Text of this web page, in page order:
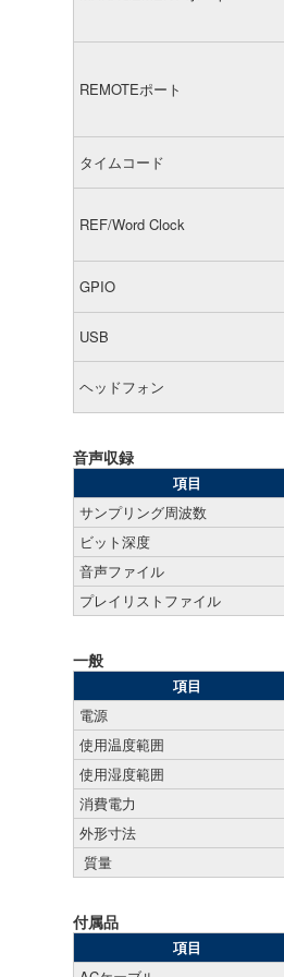
REMOTEポート
タイムコード
REF/Word Clock
GPIO
USB
ヘッドフォン
音声収録
項目
サンプリング周波数
ビット深度
音声ファイル
プレイリストファイル
一般
項目
電源
使用温度範囲
使用湿度範囲
消費電力
外形寸法
質量
付属品
項目